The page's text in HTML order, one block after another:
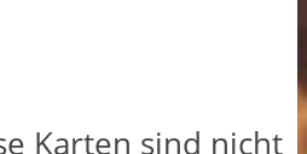
Karten sind nicht